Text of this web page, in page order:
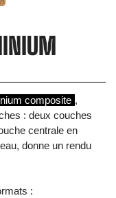
composite ,
: deux couches
centrale en
donne un rendu
: